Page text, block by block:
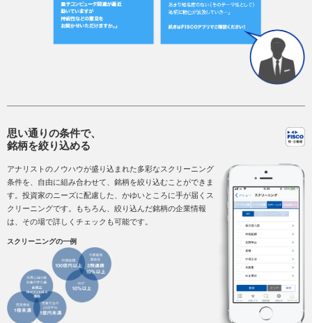
思い通りの条件で、
銘柄を絞り込める
アナリストのノウハウが盛り込まれた多彩なスクリーニング
条件を、自由に組み合わせて、銘柄を絞り込むことができま
す。投資家のニーズに配慮した、かゆいところに手が届くス
クリーニングです。もちろん、絞り込んだ銘柄の企業情報
は、その場で詳しくチェックも可能です。
スクリーニングの一例